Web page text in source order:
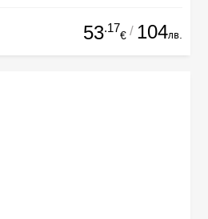
53.17
€ / 104лв.